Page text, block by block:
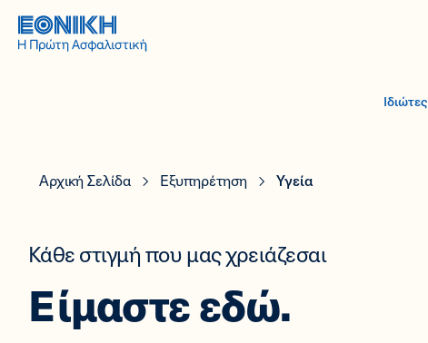
Ιδιώτες
Αρχική Σελίδα Εξυπηρέτηση Υγεία
Κάθε στιγμή που μας χρειάζεσαι
Είμαστε εδώ.